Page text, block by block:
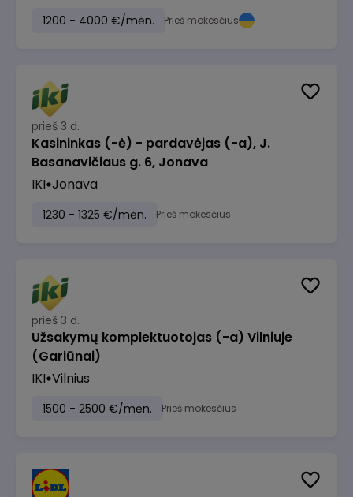
1200 - 4000 €/mėn. Prieš mokesčius
prieš 3 d.
Kasininkas (-ė) - pardavėjas (-a), J.
Basanavičiaus g. 6, Jonava
IKI Jonava
1230 - 1325 €/mėn. Prieš mokesčius
prieš 3 d.
Užsakymų komplektuotojas (-a) Vilniuje
(Gariūnai)
IKI Vilnius
1500 - 2500 €/mėn. Prieš mokesčius